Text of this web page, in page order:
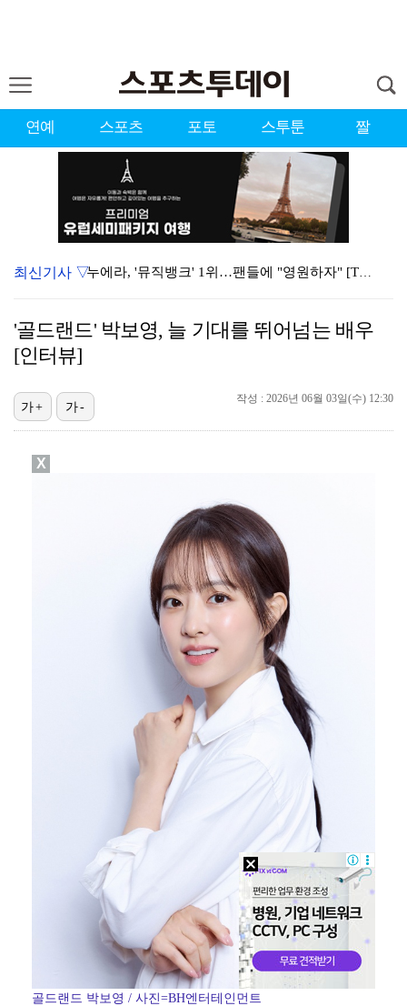
연예 스포츠 포토 스투툰 짤
누에라, '뮤직뱅크' 1위…팬들에 "영원하자" [TV캡…
폭발까지 5분…안보현·정은채, 목숨 건 사투 시작(재벌…
대한축구협회의 '심판 성접대'…최악의 경우 런던 올림픽…
'1라운드 115위' 김민별, 2라운드 7타 줄이며 7…
최신기사 ▽
'골드랜드' 박보영, 늘 기대를 뛰어넘는 배우
[인터뷰]
작성 : 2026년 06월 03일(수) 12:30
가+ 가-
골드랜드 박보영 / 사진=BH엔터테인먼트
X